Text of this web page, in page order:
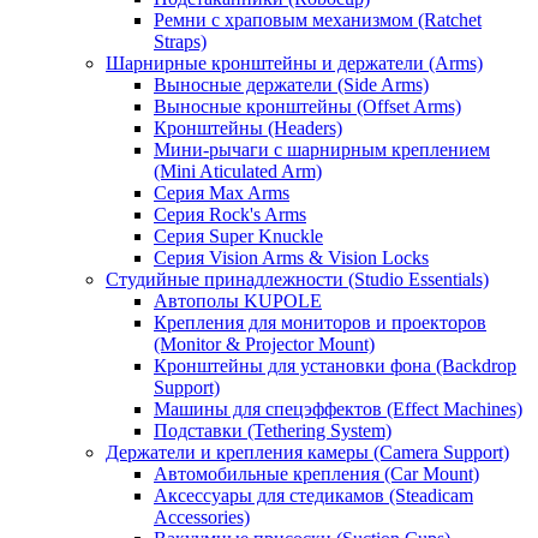
Ремни с храповым механизмом (Ratchet
Straps)
Шарнирные кронштейны и держатели (Arms)
Выносные держатели (Side Arms)
Выносные кронштейны (Offset Arms)
Кронштейны (Headers)
Мини-рычаги с шарнирным креплением
(Mini Aticulated Arm)
Серия Max Arms
Серия Rock's Arms
Серия Super Knuckle
Серия Vision Arms & Vision Locks
Студийные принадлежности (Studio Essentials)
Автополы KUPOLE
Крепления для мониторов и проекторов
(Monitor & Projector Mount)
Кронштейны для установки фона (Backdrop
Support)
Машины для спецэффектов (Effect Machines)
Подставки (Tethering System)
Держатели и крепления камеры (Camera Support)
Автомобильные крепления (Car Mount)
Аксессуары для стедикамов (Steadicam
Accessories)